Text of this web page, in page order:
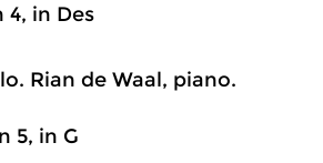
4, in Des
Rian de Waal, piano.
5, in G